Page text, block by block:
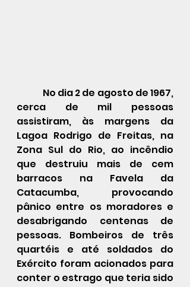
cerca de mil pessoas
assistiram, às margens da
Lagoa Rodrigo de Freitas, na
Zona Sul do Rio, ao incêndio
que destruiu mais de cem
barracos na Favela da
Catacumba, provocando
pânico entre os moradores e
desabrigando centenas de
pessoas. Bombeiros de três
quartéis e até soldados do
Exército foram acionados para
conter o estrago que teria sido